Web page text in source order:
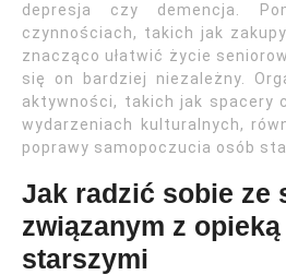
depresja czy demencja.
czynnościach, takich jak
znacząco ułatwić życie
się on bardziej niezależny.
aktywności, takich jak spacery
wydarzeniach kulturalnych,
poprawy samopoczucia osób
Jak radzić sobie ze
związanym z
starszymi